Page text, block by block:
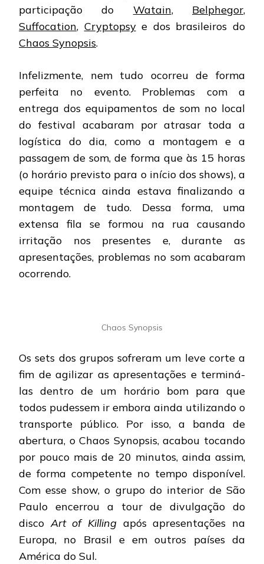
participação do Watain, Belphegor,
Suffocation, Cryptopsye dos brasileiros do
Chaos Synopsis.
Infelizmente, nem tudo ocorreu de forma
perfeita no evento. Problemas com a
entrega dos equipamentos de som no local
do festival acabaram por atrasar toda a
logística do dia, como a montagem e a
passagem de som, de forma que às 15 horas
(o horário previsto para o início dos shows), a
equipe técnica ainda estava finalizando a
montagem de tudo. Dessa forma, uma
extensa fila se formou na rua causando
irritação nos presentes e, durante as
apresentações, problemas no som acabaram
ocorrendo.
Chaos Synopsis
Os sets dos grupos sofreram um leve corte a
fim de agilizar as apresentações e terminá-
las dentro de um horário bom para que
todos pudessem ir embora ainda utilizando o
transporte público. Por isso, a banda de
abertura, o Chaos Synopsis, acabou tocando
por pouco mais de 20 minutos, ainda assim,
de forma competente no tempo disponível.
Com esse show, o grupo do interior de São
Paulo encerrou a tour de divulgação do
discoArt of Killing após apresentações na
Europa, no Brasil e em outros países da
América do Sul.